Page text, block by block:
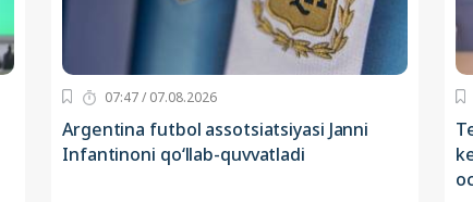
07:47 / 07.08.2026
Argentina futbol assotsiatsiyasi Janni
Infantinoni qo‘llab-quvvatladi